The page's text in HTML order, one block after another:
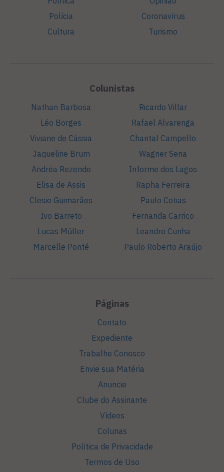
Polícia
Cultura
Coronavírus
Turismo
Colunistas
Nathan Barbosa
Léo Borges
Viviane de Cássia
Jaqueline Brum
Andréa Rezende
Elisa de Assis
Clesio Guimarães
Ivo Barreto
Lucas Müller
Marcelle Ponté
Ricardo Villar
Rafael Alvarenga
Chantal Campello
Wagner Sena
Informe dos Lagos
Rapha Ferreira
Paulo Cotias
Fernanda Carriço
Leandro Cunha
Paulo Roberto Araújo
Páginas
Contato
Expediente
Trabalhe Conosco
Envie sua Matéria
Anuncie
Clube do Assinante
Vídeos
Colunas
Política de Privacidade
Termos de Uso